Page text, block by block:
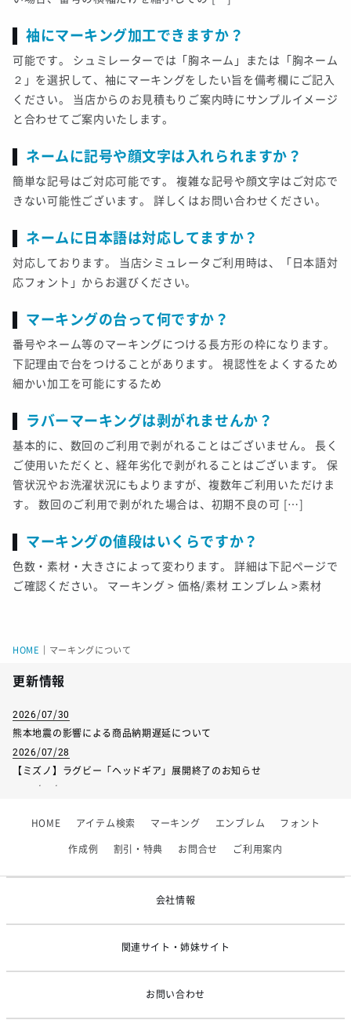
袖にマーキング加工できますか？
可能です。 シュミレーターでは「胸ネーム」または「胸ネーム
２」を選択して、袖にマーキングをしたい旨を備考欄にご記入
ください。 当店からのお見積もりご案内時にサンプルイメージ
と合わせてご案内いたします。
ネームに記号や顔文字は入れられますか？
簡単な記号はご対応可能です。 複雑な記号や顔文字はご対応で
きない可能性ございます。 詳しくはお問い合わせください。
ネームに日本語は対応してますか？
対応しております。 当店シミュレータご利用時は、「日本語対
応フォント」からお選びください。
マーキングの台って何ですか？
番号やネーム等のマーキングにつける長方形の枠になります。
下記理由で台をつけることがあります。 視認性をよくするため
細かい加工を可能にするため
ラバーマーキングは剥がれませんか？
基本的に、数回のご利用で剥がれることはございません。 長く
ご使用いただくと、経年劣化で剥がれることはございます。 保
管状況やお洗濯状況にもよりますが、複数年ご利用いただけま
す。 数回のご利用で剥がれた場合は、初期不良の可 […]
マーキングの値段はいくらですか？
色数・素材・大きさによって変わります。 詳細は下記ページで
ご確認ください。 マーキング > 価格/素材 エンブレム >素材
HOME マーキングについて
更新情報
2026/07/30
熊本地震の影響による商品納期遅延について
2026/07/28
【ミズノ】ラグビー「ヘッドギア」展開終了のお知らせ
2026/07/01
2026/06/09
【アシックス】一部商品「生地の在庫限り」廃盤のお知らせ
HOME アイテム検索 マーキング エンブレム フォント
作成例 割引・特典 お問合せ ご利用案内
会社情報
関連サイト・姉妹サイト
お問い合わせ